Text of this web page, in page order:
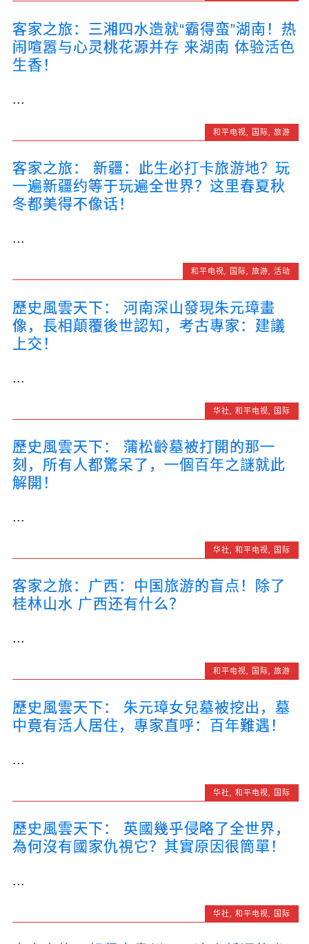
客家之旅：三湘四水造就“霸得蛮”湖南！热
闹喧嚣与心灵桃花源并存 来湖南 体验活色
生香！
...
和平电视, 国际, 旅游
客家之旅： 新疆：此生必打卡旅游地？玩
一遍新疆约等于玩遍全世界？这里春夏秋
冬都美得不像话！
...
和平电视, 国际, 旅游, 活动
歷史風雲天下： 河南深山發現朱元璋畫
像，長相顛覆後世認知，考古專家：建議
上交！
...
华社, 和平电视, 国际
歷史風雲天下： 蒲松齡墓被打開的那一
刻，所有人都驚呆了，一個百年之謎就此
解開！
...
华社, 和平电视, 国际
客家之旅：广西：中国旅游的盲点！除了
桂林山水 广西还有什么？
...
和平电视, 国际, 旅游
歷史風雲天下： 朱元璋女兒墓被挖出，墓
中竟有活人居住，專家直呼：百年難遇！
...
华社, 和平电视, 国际
歷史風雲天下： 英國幾乎侵略了全世界，
為何沒有國家仇視它？其實原因很簡單！
...
华社, 和平电视, 国际